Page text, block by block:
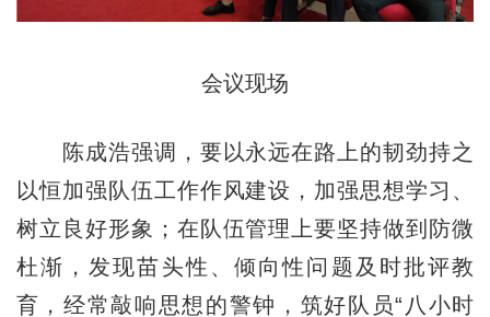
会议现场
陈成浩强调，要以永远在路上的韧劲持之
以恒加强队伍工作作风建设，加强思想学习、
树立良好形象；在队伍管理上要坚持做到防微
杜渐，发现苗头性、倾向性问题及时批评教
育，经常敲响思想的警钟，筑好队员“八小时